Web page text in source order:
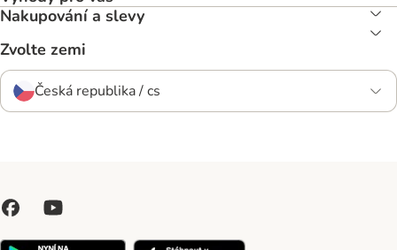
Nakupování a slevy
Zvolte zemi
Česká republika / cs